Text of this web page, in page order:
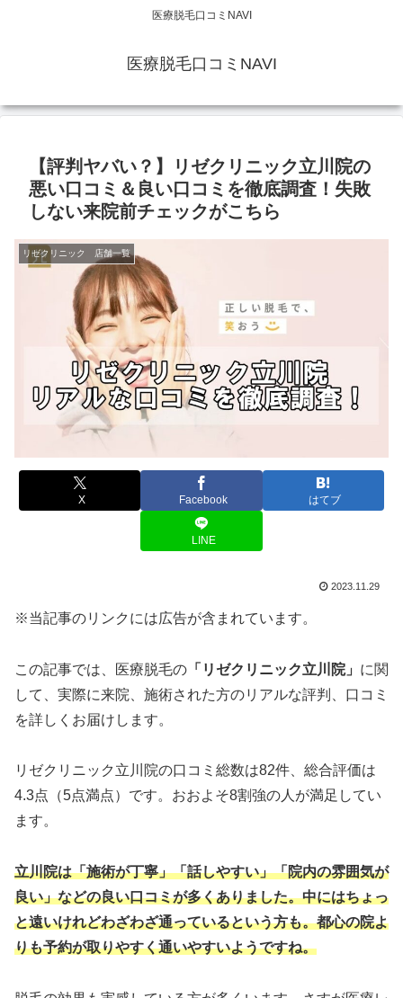
医療脱毛口コミNAVI
医療脱毛口コミNAVI
【評判ヤバい？】リゼクリニック立川院の
悪い口コミ＆良い口コミを徹底調査！失敗
しない来院前チェックがこちら
リゼクリニック 店舗一覧
X Facebook はてブ
LINE
2023.11.29
※当記事のリンクには広告が含まれています。
この記事では、医療脱毛の 「リゼクリニック立川院」 に関
して、実際に来院、施術された方のリアルな評判、口コミ
を詳しくお届けします。
リゼクリニック立川院の口コミ総数は82件、総合評価は
4.3点（5点満点）です。おおよそ8割強の人が満足してい
ます。
立川院は「施術が丁寧」「話しやすい」「院内の雰囲気が
良い」などの良い口コミが多くありました。中にはちょっ
と遠いけれどわざわざ通っているという方も。都心の院よ
りも予約が取りやすく通いやすいようですね。